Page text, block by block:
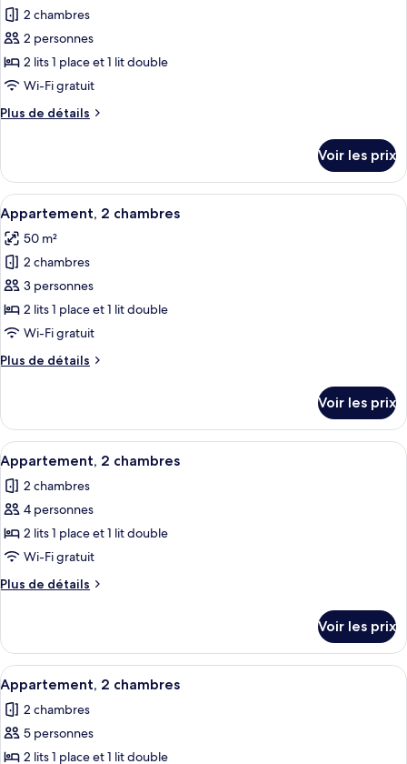
2
chambres
photos
pour
ce
type
chambre :
chambres
2 chambres
2 personnes
2 lits 1 place et 1 lit double
Wi-Fi gratuit
Plus de détails
Plus
le
type
de
chambre
Appartement,
2
chambres
Voir les prix
Afficher
toutes
les
photos
pour
ce
type
chambre :
chambres
Une cuisine moderne avec des
8
Appartement, 2 chambres
50 m²
2 chambres
3 personnes
2 lits 1 place et 1 lit double
Wi-Fi gratuit
Plus de détails
Plus
le
type
de
chambre
Appartement,
2
Voir les prix
Afficher
toutes
les
photos
pour
ce
type
de
Appartement,
chambres
Une cuisine moderne avec des
8
Appartement, 2 chambres
2 chambres
4 personnes
2 lits 1 place et 1 lit double
Wi-Fi gratuit
Plus de détails
Plus
le
type
de
chambre
Appartement,
2
Voir les prix
Afficher
toutes
les
photos
pour
Une cuisine moderne avec des
8
Appartement, 2 chambres
2 chambres
5 personnes
2 lits 1 place et 1 lit double